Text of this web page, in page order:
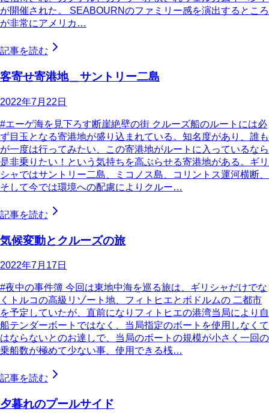
が開催された。 SEABOURNのファミリー感を演出するところ
が非常にアメリカ…
記事を読む
客寄せ寄港地＿サントリー二島
2022年7月22日
#エーゲ海を見下ろす断崖絶壁の街 クルーズ船のルートには必
ず目玉となる寄港地が盛り込まれている。知名度があり、誰も
が一度は行ってみたい、この寄港地がルートに入っているなら
是非乗りたい！という気持ちを高ぶらせる寄港地がある。ギリ
シャではサントリー二島、ミコノス島、コリントス運河横断、
そして今では環境への配慮によりクルー…
記事を読む
気候変動とクルーズの旅
2022年7月17日
#夜中の事件簿 今回は東地中海を巡る旅は、ギリシャだけでな
くトルコの高級リゾート地、フィトヒエとボドルムの 二都市
を予定していたが、直前になりフィトヒエの港湾当局により自
船テンダーボートではなく、当局指定のボートを使用しなくて
はならないとのお達しで、当局のボートの規模が小さく一回の
乗船数が極めて少ない事、使用できる桟…
記事を読む
夕暮れのプールサイド